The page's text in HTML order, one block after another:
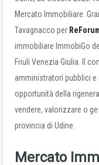
Mercato Immobiliare.
Tavagnacco per
immobiliare ImmobiGo
Friuli Venezia Giulia. Il
amministratori pubblici
opportunità della
vendere, valorizzare o
provincia di Udine.
Mercato